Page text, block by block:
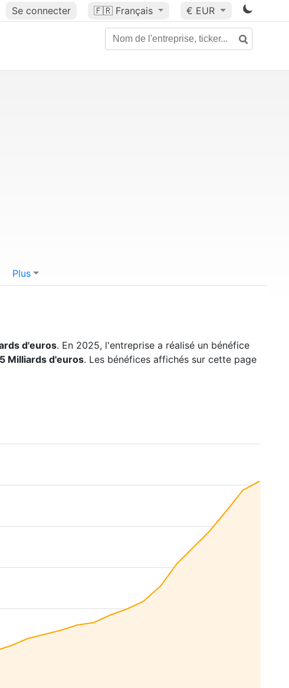
Se connecter 🇫🇷 Français € EUR
Plus
d'euros. En 2025, l'entreprise a réalisé un bénéfice
Milliards d'euros. Les bénéfices affichés sur cette page